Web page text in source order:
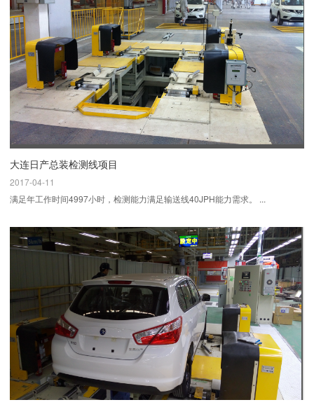
大连日产总装检测线项目
2017-04-11
满足年工作时间4997小时，检测能力满足输送线40JPH能力需求。 ...